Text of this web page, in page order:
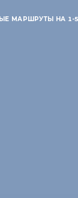
МАРШРУТЫ НА 1-5